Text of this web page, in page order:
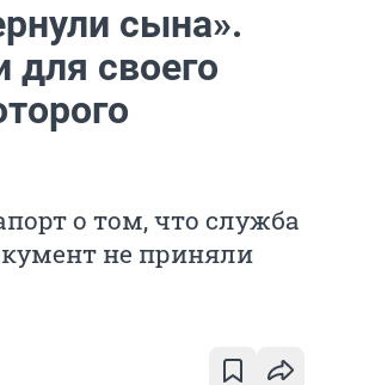
сына».
для своего
о том, что служба
не приняли